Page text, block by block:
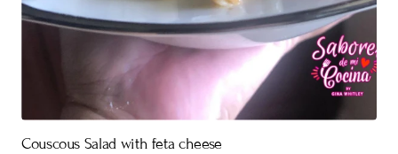
Couscous Salad with feta cheese